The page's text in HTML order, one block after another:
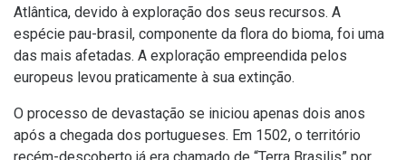
Atlântica, devido à exploração dos seus recursos. A
espécie pau-brasil, componente da flora do bioma, foi uma
das mais afetadas. A exploração empreendida pelos
europeus levou praticamente à sua extinção.
O processo de devastação se iniciou apenas dois anos
após a chegada dos portugueses. Em 1502, o território